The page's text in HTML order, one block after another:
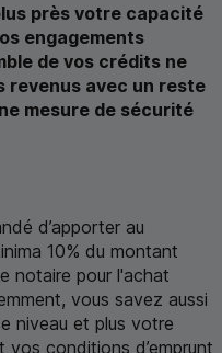
près votre capacité
engagements
de vos crédits ne
revenus avec un reste
mesure de sécurité
d’apporter au
10% du montant
notaire pour l'achat
vous savez aussi
niveau et plus votre
conditions d’emprunt